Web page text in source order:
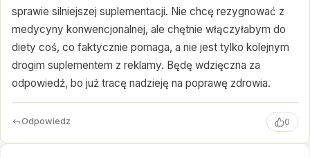
sprawie silniejszej suplementacji. Nie chcę rezygnować z
medycyny konwencjonalnej, ale chętnie włączyłabym do
diety coś, co faktycznie pomaga, a nie jest tylko kolejnym
drogim suplementem z reklamy. Będę wdzięczna za
odpowiedź, bo już tracę nadzieję na poprawę zdrowia.
Odpowiedz 0